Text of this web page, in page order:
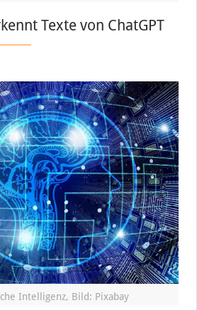
Texte von ChatGPT
Intelligenz, Bild: Pixabay